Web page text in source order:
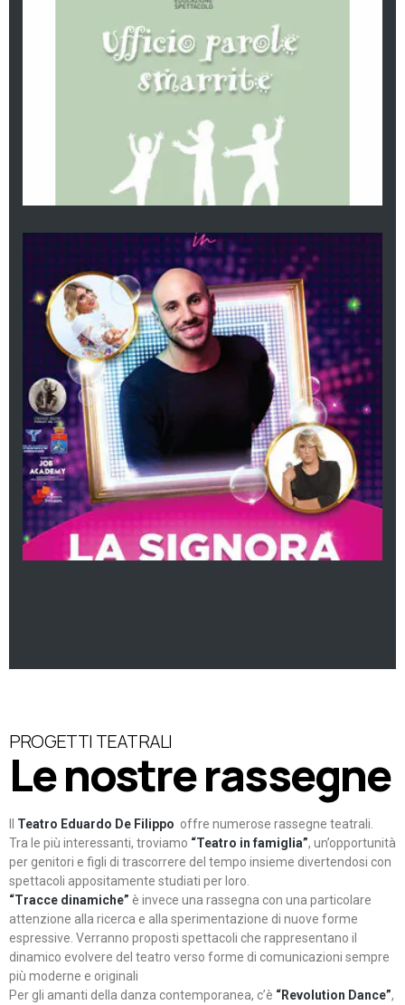
PROGETTI TEATRALI
Le nostre rassegne
Teatro Eduardo De Filippo offre numerose rassegne teatrali.
Tra le più interessanti, troviamo “Teatro in famiglia”, un’opportunità
per genitori e figli di trascorrere del tempo insieme divertendosi con
spettacoli appositamente studiati per loro.
“Tracce dinamiche” è invece una rassegna con una particolare
attenzione alla ricerca e alla sperimentazione di nuove forme
espressive. Verranno proposti spettacoli che rappresentano il
dinamico evolvere del teatro verso forme di comunicazioni sempre
più moderne e originali
Per gli amanti della danza contemporanea, c’è “Revolution Dance”,